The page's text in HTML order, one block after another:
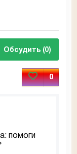
Обсудить (0)
0
помоги